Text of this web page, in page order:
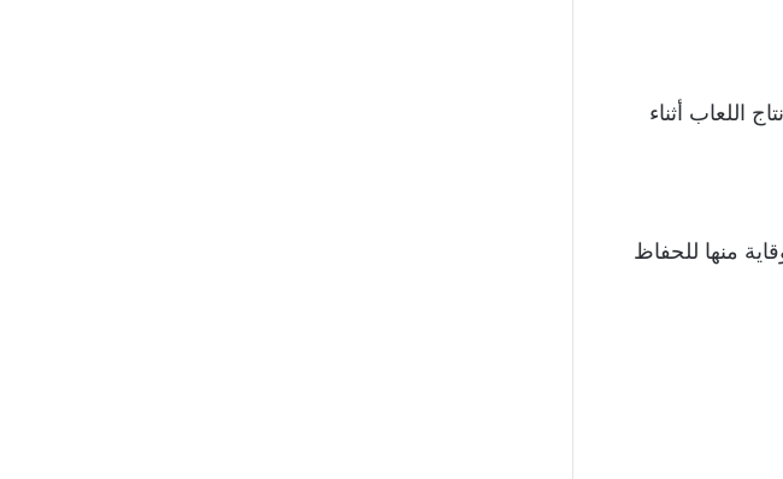
اللعاب أثناء
منها للحفاظ